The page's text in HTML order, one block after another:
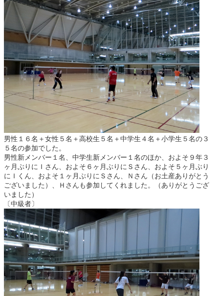
男性１６名＋女性５名＋高校生５名＋中学生４名＋小学生５名の３
５名の参加でした。
男性新メンバー１名、中学生新メンバー１名のほか、およそ９年３
ヶ月ぶりにＩさん、およそ６ヶ月ぶりにＳさん、およそ５ヶ月ぶり
にＩくん、およそ１ヶ月ぶりにＳさん、Ｎさん（お土産ありがとう
ございました）、Ｈさんも参加してくれました。（ありがとうござ
いました）
〔中級者〕